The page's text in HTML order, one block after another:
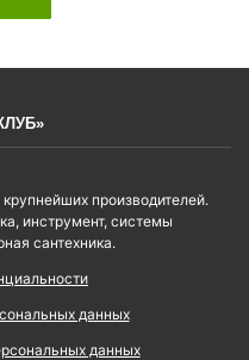
производителей.
инструмент, системы
сантехника.
данных
данных